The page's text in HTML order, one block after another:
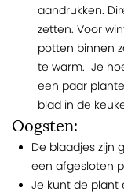
aandrukken.
zetten. Voor
potten binnen
te warm. Je
een paar
blad in de
Oogsten:
De blaadjes zijn
een afgesloten
Je kunt de plant